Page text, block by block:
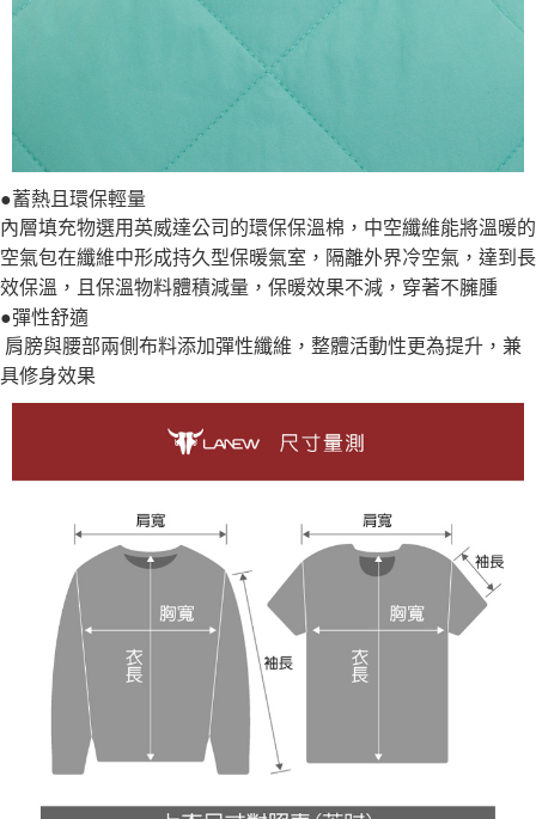
●蓄熱且環保輕量
內層填充物選用英威達公司的環保保溫棉，中空纖維能將溫暖的
空氣包在纖維中形成持久型保暖氣室，隔離外界冷空氣，達到長
效保溫，且保溫物料體積減量，保暖效果不減，穿著不臃腫
●彈性舒適
肩膀與腰部兩側布料添加彈性纖維，整體活動性更為提升，兼
具修身效果